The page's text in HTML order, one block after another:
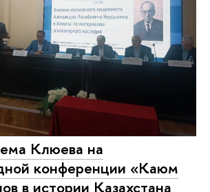
Клюева на
конференции «Каюм
в истории Казахстана